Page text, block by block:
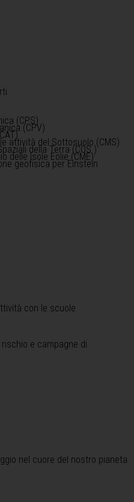
(CPS)
(CPV)
attività del Sottosuolo (CMS)
della Terra (COS )
delle Isole Eolie (CME)
geofisica per Einstein
con le scuole
e campagne di
nel cuore del nostro pianeta